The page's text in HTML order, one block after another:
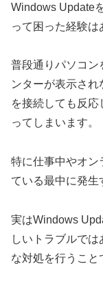
Windows Update
って困った経験は
普段通りパソコン
ンターが表示さ
を接続しても反
ってしまいます。
特に仕事中やオン
ている最中に発生
実はWindows
しいトラブルで
な対処を行うこと